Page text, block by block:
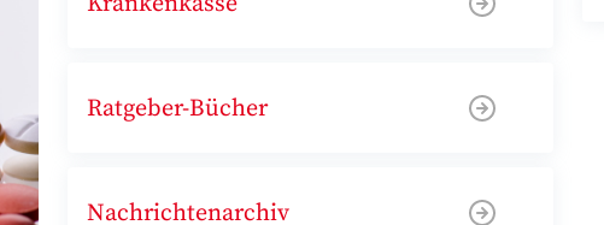
Ratgeber-Bücher
Nachrichtenarchiv